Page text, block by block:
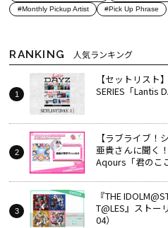
#Monthly Pickup Artist
#Pick Up Phrase
RANKING 人気ランキング
【セットリスト
SERIES「Lantis
【ラブライブ！
亜貴さんに聞く
Aqours「君のこ
『THE
T@LES』ストー
04）